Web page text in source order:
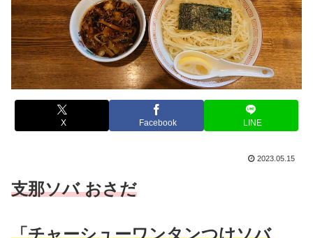
X Facebook LINE
2023.05.15
支那ソバ おさだ